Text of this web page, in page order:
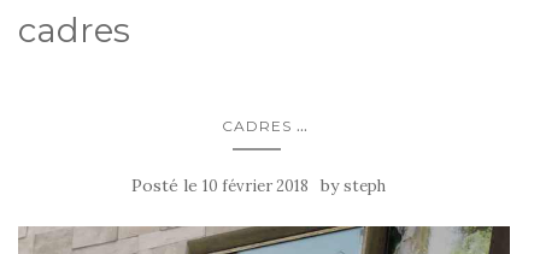
cadres
CADRES ...
Posté le 10 février 2018 bysteph